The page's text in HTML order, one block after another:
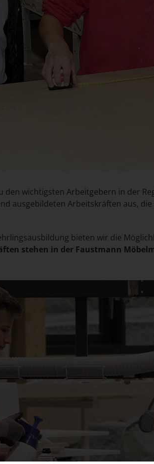
den wichtigsten Arbeitgebern in der
ausgebildeten Arbeitskräften aus,
bieten wir die
stehen in der Faustmann